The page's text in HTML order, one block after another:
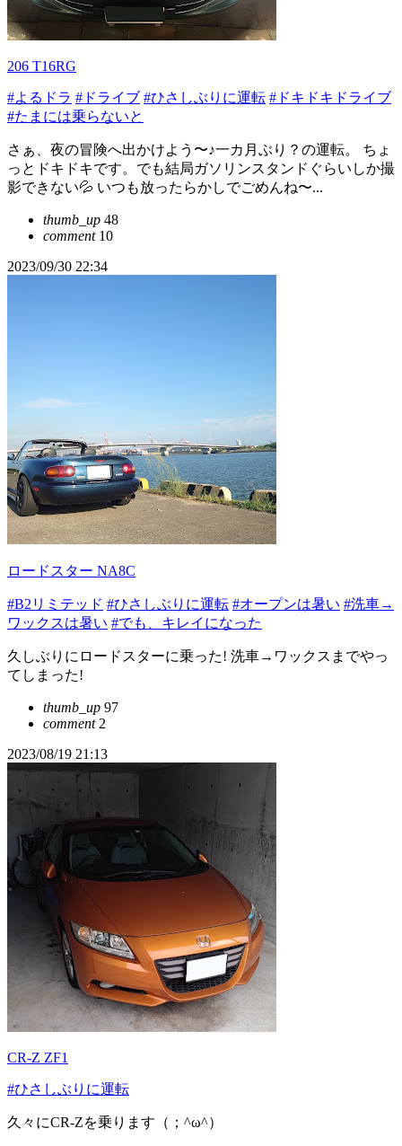
206 T16RG
#よるドラ #ドライブ #ひさしぶりに運転 #ドキドキドライブ
#たまには乗らないと
さぁ、夜の冒険へ出かけよう〜♪一カ月ぶり？の運転。 ちょ
っとドキドキです。でも結局ガソリンスタンドぐらいしか撮
影できない💦 いつも放ったらかしでごめんね〜...
thumb_up 48
comment10
2023/09/30 22:34
ロードスター NA8C
#B2リミテッド #ひさしぶりに運転 #オープンは暑い #洗車→
ワックスは暑い #でも、キレイになった
久しぶりにロードスターに乗った! 洗車→ワックスまでやっ
てしまった!
thumb_up 97
comment2
2023/08/19 21:13
CR-Z ZF1
#ひさしぶりに運転
久々にCR‐Zを乗ります（；^ω^）